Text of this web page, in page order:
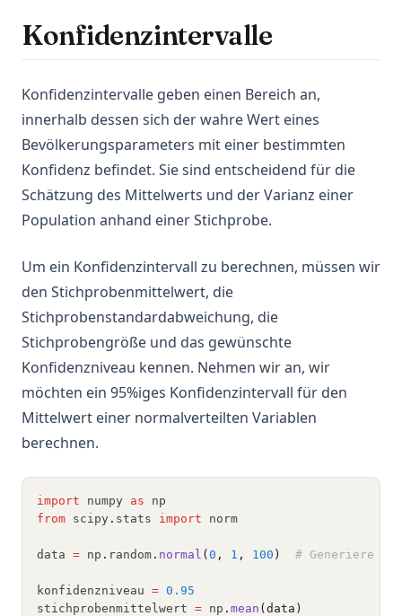
Konfidenzintervalle
Konfidenzintervalle geben einen Bereich an,
innerhalb dessen sich der wahre Wert eines
Bevölkerungsparameters mit einer bestimmten
Konfidenz befindet. Sie sind entscheidend für die
Schätzung des Mittelwerts und der Varianz einer
Population anhand einer Stichprobe.
Um ein Konfidenzintervall zu berechnen, müssen wir
den Stichprobenmittelwert, die
Stichprobenstandardabweichung, die
Stichprobengröße und das gewünschte
Konfidenzniveau kennen. Nehmen wir an, wir
möchten ein 95%iges Konfidenzintervall für den
Mittelwert einer normalverteilten Variablen
berechnen.
import numpy as np
from scipy . stats import norm
data = np . random . normal ( 0 , 1 , 100 ) # Generiere
konfidenzniveau = 0.95
stichprobenmittelwert = np . mean (data)